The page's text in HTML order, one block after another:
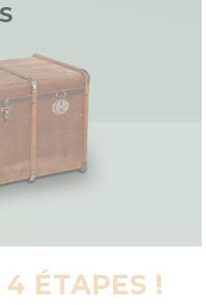
ÉTAPES !